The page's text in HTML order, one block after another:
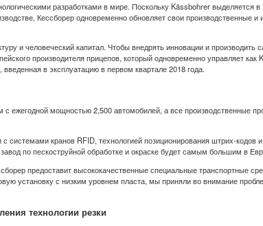
разработками в мире. Поскольку Kässbohrer выделяется
Кессборер одновременно обновляет свои производственные
и человеческий капитал. Чтобы внедрять инновации и
производителя прицепов, который одновременно управляет
в эксплуатацию в первом квартале 2018 года.
ежегодной мощностью 2,500 автомобилей, а все производственные
системами кранов RFID, технологией позиционирования штрих-кодов
по пескоструйной обработке и окраске будет самым большим в
предоставит высококачественные специальные транспортные
установку с низким уровнем пласта, мы приняли во внимание
технологии резки